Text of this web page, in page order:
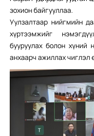
зохион байгууллаа.
Уулзалтаар нийгмийн
хүртээмжийг
бууруулах болон хүний
анхаарч ажиллах чиглэл